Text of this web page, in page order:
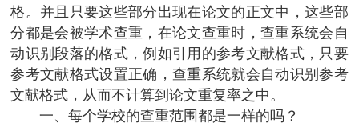
格。并且只要这些部分出现在论文的正文中，这些部
分都是会被学术查重，在论文查重时，查重系统会自
动识别段落的格式，例如引用的参考文献格式，只要
参考文献格式设置正确，查重系统就会自动识别参考
文献格式，从而不计算到论文重复率之中。
一、每个学校的查重范围都是一样的吗？